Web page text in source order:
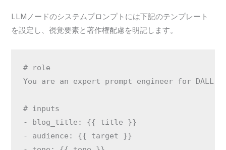
LLMノードのシステムプロンプトには下記のテンプレート
を設定し、視覚要素と著作権配慮を明記します。
# role
You are an expert prompt engineer for
# inputs
- blog_title: {{ title }}
- audience: {{ target }}